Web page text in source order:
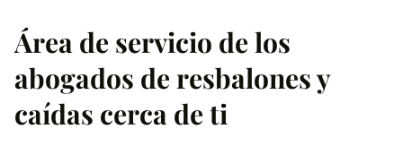
Área de servicio de los
abogados de resbalones y
caídas cerca de ti